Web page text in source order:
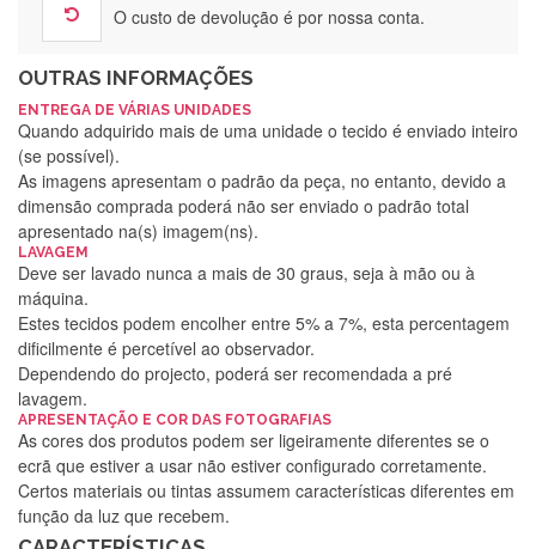
O custo de devolução é por nossa conta.
OUTRAS INFORMAÇÕES
ENTREGA DE VÁRIAS UNIDADES
Quando adquirido mais de uma unidade o tecido é enviado inteiro
(se possível).
As imagens apresentam o padrão da peça, no entanto, devido a
dimensão comprada poderá não ser enviado o padrão total
apresentado na(s) imagem(ns).
LAVAGEM
Deve ser lavado nunca a mais de 30 graus, seja à mão ou à
máquina.
Estes tecidos podem encolher entre 5% a 7%, esta percentagem
dificilmente é percetível ao observador.
Dependendo do projecto, poderá ser recomendada a pré
lavagem.
APRESENTAÇÃO E COR DAS FOTOGRAFIAS
As cores dos produtos podem ser ligeiramente diferentes se o
ecrã que estiver a usar não estiver configurado corretamente.
Certos materiais ou tintas assumem características diferentes em
função da luz que recebem.
Silvia Lopes
Encomenda direitinha. Rapidez e segurança. Volto a
encomendar.